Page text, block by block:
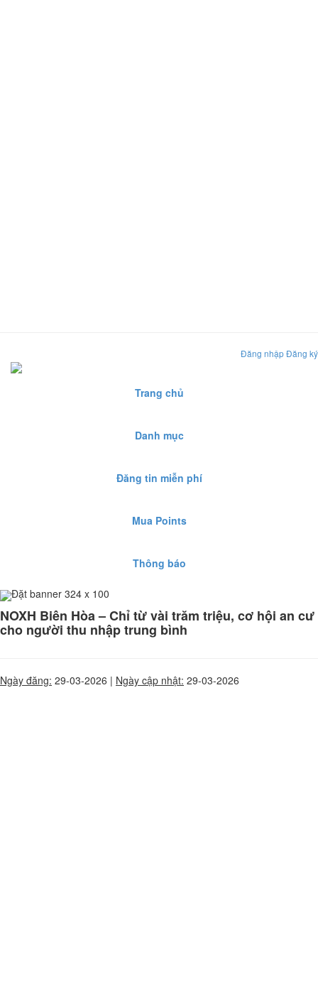
Đăng nhậpĐăng ký
Trang chủ
Danh mục
Đăng tin miễn phí
Mua Points
Thông báo
Đặt banner 324 x 100
NOXH Biên Hòa – Chỉ từ vài trăm triệu, cơ hội an cư
cho người thu nhập trung bình
Ngày đăng: 29-03-2026 | Ngày cập nhật: 29-03-2026